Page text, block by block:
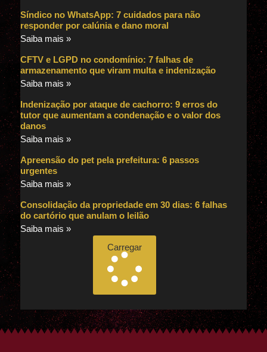
Síndico no WhatsApp: 7 cuidados para não
responder por calúnia e dano moral
Saiba mais »
CFTV e LGPD no condomínio: 7 falhas de
armazenamento que viram multa e indenização
Saiba mais »
Indenização por ataque de cachorro: 9 erros do
tutor que aumentam a condenação e o valor dos
danos
Saiba mais »
Apreensão do pet pela prefeitura: 6 passos
urgentes
Saiba mais »
Consolidação da propriedade em 30 dias: 6 falhas
do cartório que anulam o leilão
Saiba mais »
Carregar